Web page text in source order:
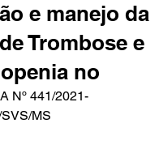
e manejo da
Trombose e
no
Nº 441/2021-
MS